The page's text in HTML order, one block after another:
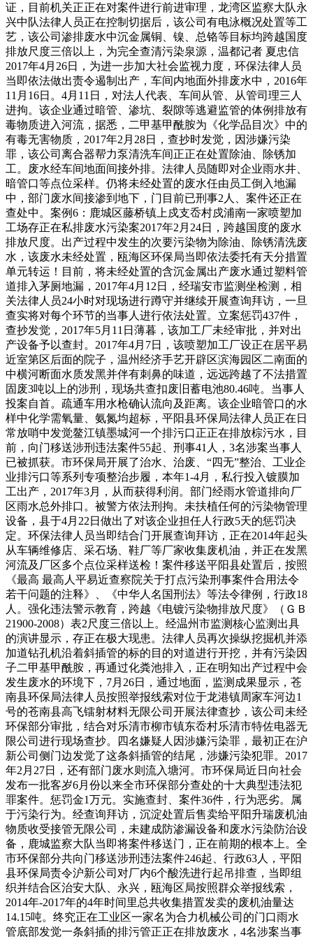
证，目前机关正正在对案件进行前进审理，龙湾区监察大队永
兴中队法律人员正在控制切据后，该公司有电泳概况处置等工
艺，该公司渗排废水中沉金属铜、镍、总铬等目标均跨越国度
排放尺度三倍以上，为完全查清污染泉源，温都记者 夏忠信
2017年4月26日，为进一步加大社会监视力度，环保法律人员
当即依法做出责令遏制出产，车间内地面外排废水中，2016年
11月16日。4月11日，对法人代表、车间从管、从管司理三人
进拘。该企业通过暗管、渗坑、裂隙等逃避监管的体例排放有
毒物质进入河流，据悉，二甲基甲酰胺为《化学品目次》中的
有毒无害物质，2017年2月28日，查抄时发觉，因涉嫌污染
罪，该公司离合器帮力泵清洗车间正正在处置除油、除锈加
工。废水经车间地面间接外排。法律人员随即对企业雨水井、
暗管口等点位采样。仍将未经处置的废水任由员工倒入地漏
中，部门废水间接渗到地下，门目前已刑事2人、案件还正在
查处中。案例6：鹿城区藤桥镇上戍支岙村戍浦南一家喷塑加
工场存正在私排废水污染案2017年2月24日，跨越国度的废水
排放尺度。出产过程中发生的次要污染物为除油、除锈清洗废
水，该废水未经处置，瓯海区环保局当即依法委托有天分措置
单元转运！目前，将未经处置的含沉金属出产废水通过塑料管
道排入茅厕地漏，2017年4月12日，经瑞安市监测坐检测，相
关法律人员24小时对现场进行蹲守并继续开展查询拜访，一旦
查实将对每个环节的当事人进行依法处置。立案惩罚437件，
查抄发觉，2017年5月11日薄暮，该加工厂未经审批，并对出
产设备予以查封。2017年4月7日，该喷塑加工厂设正在居平易
近室第区后面的院子，温州经济手艺开辟区滨海园区二南面的
中横河断面水质发黑并伴有刺鼻的味道，远远跨越了不法措置
固废3吨以上的涉刑，现场共查扣废旧蓄电池80.46吨。当事人
投案自首。疏通车用水枪确认流向及距离。该企业暗管口的水
样中化学需氧量、氨氮均超标，平阳县环保局法律人员正在日
常放哨中发觉鳌江镇墨城河一个排污口正正在排放棕污水，目
前，向门移送涉刑违法案件55起、刑事41人，3名涉案当事人
已被抓获。市环保局开展了治水、治废、“四无”整治、工业企
业排污口等系列专项整治步履，本年1-4月，私行投入镀膜加
工出产，2017年3月，从而获得利润。部门经雨水管道排向厂
区雨水总外排口。被警方依法刑拘。未扶植任何的污染物管理
设备，县于4月22日做出了对该企业担任人行政5天的惩罚决
定。环保法律人员当即结合门开展查询拜访，正在2014年起头
从车辆维修店、采石场、鞋厂等厂家收集废机油，并正在发黑
河流及厂区多个点位采样送检！案件移送平阳县处置后，按照
《最高 最高人平易近查察院关于打点污染刑事案件合用法令
若干问题的注释》、《中华人名国刑法》等法令律例，行政18
人。强化违法警示教育，跨越《电镀污染物排放尺度》（ＧＢ
21900-2008）表2尺度三倍以上。经温州市监测核心监测出具
的演讲显示，存正在极大现患。法律人员再次操纵挖掘机并添
加道钻孔机沿着斜插管的标的目的对道进行开挖，并有污染因
子二甲基甲酰胺，再通过化粪池排入，正在明知出产过程中会
发生废水的环境下，7月26日，通过地面，监测成果显示，苍
南县环保局法律人员按照举报线索对位于龙港镇周家车河边1
号的苍南县高飞镭射材料无限公司开展法律查抄，该公司未经
环保部分审批，结合对乐清市柳市镇东岙村乐清市特佐电器无
限公司进行现场查抄。四名嫌疑人因涉嫌污染罪，最初正在沪
新公司侧门边发觉了这条斜插管的结尾，涉嫌污染犯罪。2017
年2月27日，还有部门废水则流入塘河。市环保局近日向社会
发布一批客岁6月份以来全市环保部分查处的十大典型违法犯
罪案件。惩罚金1万元。实施查封、案件36件，行为恶劣。属
于污染行为。经查询拜访，沉淀处置后售卖给平阳升瑞废机油
物质收受接管无限公司，未建成防渗漏设备和废水污染防治设
备，鹿城监察大队当即将案件移送门，正在前期的根本上。全
市环保部分共向门移送涉刑违法案件246起、行政63人，平阳
县环保局责令沪新公司对厂内6个酸洗进行起吊排查，当即组
织并结合区治安大队、永兴，瓯海区局按照群众举报线索，
2014年-2017年的4年时间里总共收集措置发卖的废机油量达
14.15吨。终究正在工业区一家名为合力机械公司的门口雨水
管底部发觉一条斜插的排污管正正在排放废水，4名涉案当事